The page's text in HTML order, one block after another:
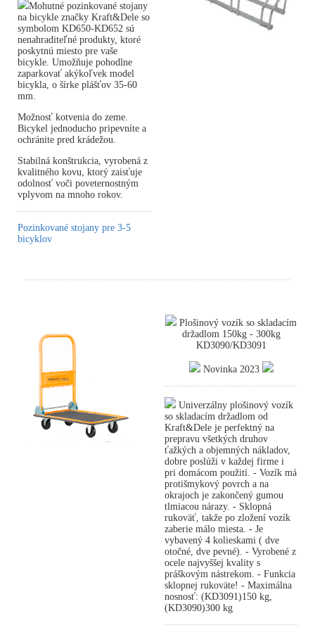
Mohutné pozinkované stojany
na bicykle značky Kraft&Dele so
symbolom KD650-KD652 sú
nenahraditeľné produkty, ktoré
poskytnú miesto pre vaše
bicykle. Umožňuje pohodlne
zaparkovať akýkoľvek model
bicykla, o šírke plášťov 35-60
mm.
Možnosť kotvenia do zeme.
Bicykel jednoducho pripevníte a
ochránite pred krádežou.
Stabilná konštrukcia, vyrobená z
kvalitného kovu, ktorý zaisťuje
odolnosť voči poveternostným
vplyvom na mnoho rokov.
Pozinkované stojany pre 3-5
bicyklov
Plošinový vozík so skladacím
držadlom 150kg - 300kg
KD3090/KD3091
Novinka 2023
Univerzálny plošinový vozík
so skladacím držadlom od
Kraft&Dele je perfektný na
prepravu všetkých druhov
ťažkých a objemných nákladov,
dobre poslúži v každej firme i
pri domácom použití. - Vozík má
protišmykový povrch a na
okrajoch je zakončený gumou
tlmiacou nárazy. - Sklopná
rukoväť, takže po zložení vozík
zaberie málo miesta. - Je
vybavený 4 kolieskami ( dve
otočné, dve pevné). - Vyrobené z
ocele najvyššej kvality s
práškovým nástrekom. - Funkcia
sklopnej rukoväte! - Maximálna
nosnosť: (KD3091)150 kg,
(KD3090)300 kg